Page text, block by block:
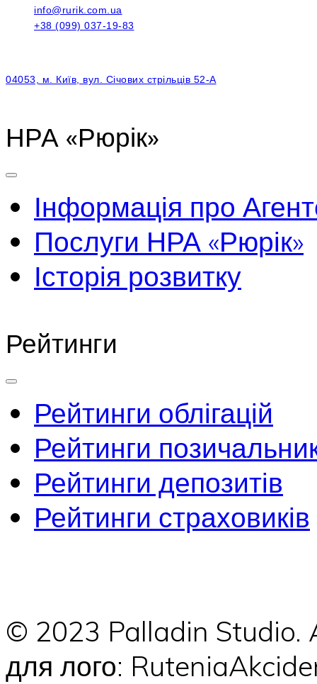
info@rurik.com.ua
+38 (099) 037-19-83
04053, м. Київ, вул. Січових стрільців 52-А
НРА «Рюрік»
Інформація про
Послуги НРА «Рюрік»
Історія розвитку
Рейтинги
Рейтинги облігацій
Рейтинги
Рейтинги депозитів
Рейтинги страховиків
© 2023 Palladin
для лого: